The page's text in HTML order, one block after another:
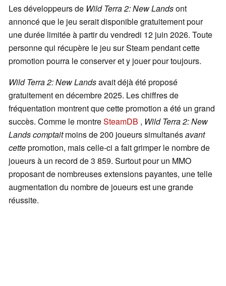
Les développeurs de Wild Terra 2: New Landsont
annoncé que le jeu serait disponible gratuitement pour
une durée limitée à partir du vendredi 12 juin 2026. Toute
personne qui récupère le jeu sur Steam pendant cette
promotion pourra le conserver et y jouer pour toujours.
Wild Terra 2: New Landsavait déjà été proposé
gratuitement en décembre 2025. Les chiffres de
fréquentation montrent que cette promotion a été un grand
succès. Comme le montreSteamDB , Wild Terra 2: New
Lands comptaitmoins de 200 joueurs simultanésavant
cettepromotion, mais celle-ci a fait grimper le nombre de
joueurs à un record de 3 859. Surtout pour un MMO
proposant de nombreuses extensions payantes, une telle
augmentation du nombre de joueurs est une grande
réussite.